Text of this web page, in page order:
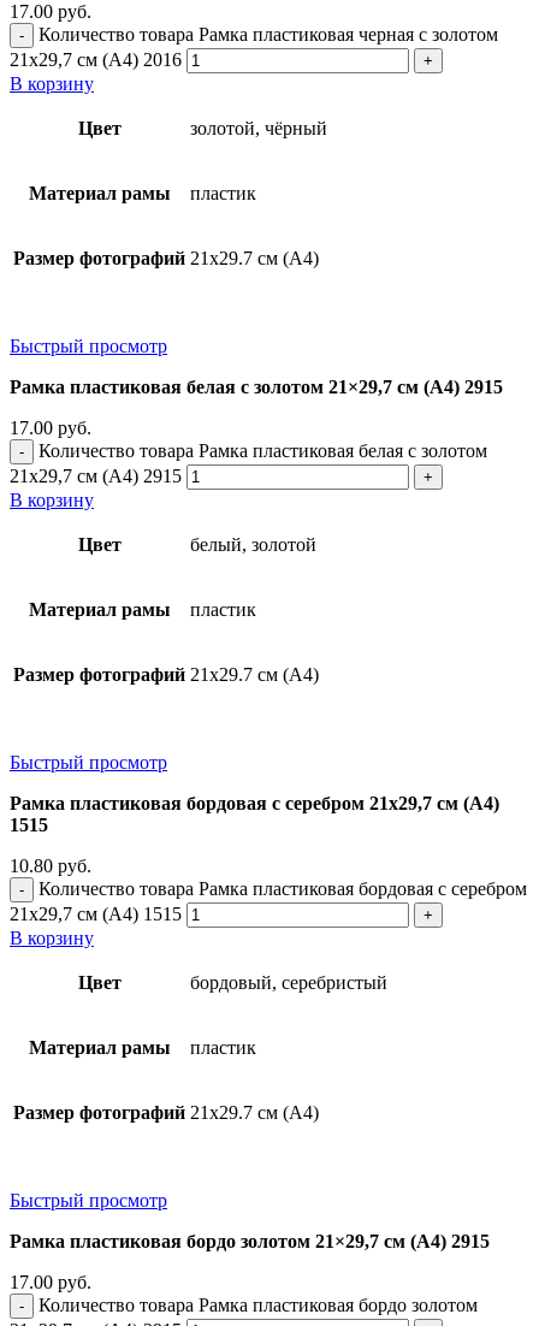
17.00 руб.
Количество товара Рамка пластиковая черная с золотом
21x29,7 см (А4) 2016
В корзину
Цвет золотой, чёрный
Материал рамы пластик
Размер фотографий 21х29.7 см (А4)
Быстрый просмотр
Рамка пластиковая белая с золотом 21×29,7 см (А4) 2915
17.00 руб.
Количество товара Рамка пластиковая белая с золотом
21x29,7 см (А4) 2915
В корзину
Цвет белый, золотой
Материал рамы пластик
Размер фотографий 21х29.7 см (А4)
Быстрый просмотр
Рамка пластиковая бордовая с серебром 21х29,7 см (А4)
1515
10.80 руб.
Количество товара Рамка пластиковая бордовая с серебром
21х29,7 см (А4) 1515
В корзину
Цвет бордовый, серебристый
Материал рамы пластик
Размер фотографий 21х29.7 см (А4)
Быстрый просмотр
Рамка пластиковая бордо золотом 21×29,7 см (А4) 2915
17.00 руб.
Количество товара Рамка пластиковая бордо золотом